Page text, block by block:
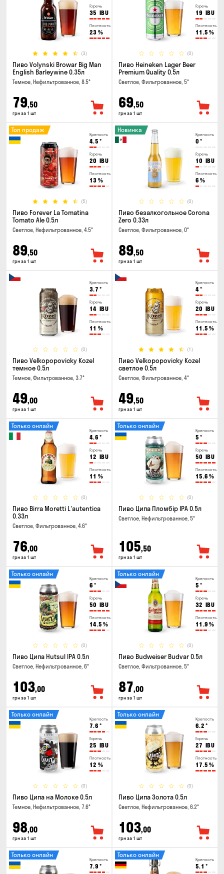
Горечь
35 IBU
Плотность
23 %
(3)
Пиво Volynski Browar Big Man
English Barleywine 0.35л
Темное, Нефильтрованное, 8.5°
79,50
грн за 1 шт
Горечь
19 IBU
Плотность
11.5 %
(0)
Пиво Heineken Lager Beer
Premium Quality 0.5л
Светлое, Фильтрованное, 5°
69,50
грн за 1 шт
Крепость
4.5 °
Горечь
20 IBU
Плотность
13 %
(5)
Топ продаж
Пиво Forever La Tomatina
Tomato Ale 0.5л
Светлое, Нефильтрованное, 4.5°
89,50
грн за 1 шт
Крепость
0 °
Горечь
10 IBU
Плотность
6 %
(0)
Новинка
Пиво безалкогольное Corona
Zero 0.33л
Светлое, Фильтрованное, 0°
89,50
грн за 1 шт
Крепость
3.7 °
Горечь
14 IBU
Плотность
11 %
(0)
Пиво Velkopopovicky Kozel
темное 0.5л
Темное, Фильтрованное, 3.7°
49,00
грн за 1 шт
Крепость
4°
Горечь
20 IBU
Плотность
11.5 %
(1)
Пиво Velkopopovicky Kozel
светлое 0.5л
Светлое, Фильтрованное, 4°
49,50
грн за 1 шт
Крепость
4.6 °
Горечь
12 IBU
Плотность
11 %
(0)
Только онлайн
Пиво Birra Moretti L'autentica
0.33л
Светлое, Фильтрованное, 4.6°
76,00
грн за 1 шт
Крепость
5 °
Горечь
50 IBU
Плотность
15.6 %
(0)
Только онлайн
Пиво Ципа Пломбір IPA 0.5л
Светлое, Нефильтрованное, 5°
105,50
грн за 1 шт
Крепость
6 °
Горечь
50 IBU
Плотность
14.5 %
(0)
Только онлайн
Пиво Ципа Hutsul IPA 0.5л
Светлое, Нефильтрованное, 6°
103,00
грн за 1 шт
Крепость
5 °
Горечь
32 IBU
Плотность
11.9 %
(0)
Только онлайн
Пиво Budweiser Budvar 0.5л
Светлое, Фильтрованное, 5°
87,00
грн за 1 шт
Крепость
7.6 °
Горечь
25 IBU
Плотность
12 %
(0)
Только онлайн
Пиво Ципа на Молоке 0.5л
Темное, Нефильтрованное, 7.6°
98,00
грн за 1 шт
Крепость
6.2 °
Горечь
27 IBU
Плотность
17.5 %
(0)
Только онлайн
Пиво Ципа Золота 0.5л
Светлое, Нефильтрованное, 6.2°
103,00
грн за 1 шт
Крепость
7.9 °
Только онлайн
Крепость
5.1 °
Только онлайн